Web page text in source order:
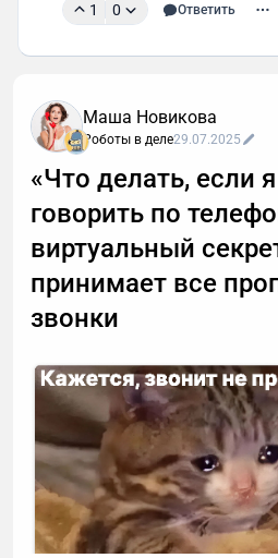
1 0 Ответить
Маша Новикова
Роботы в деле29.07.2025
«Что делать, если
говорить по
виртуальный
принимает все
звонки